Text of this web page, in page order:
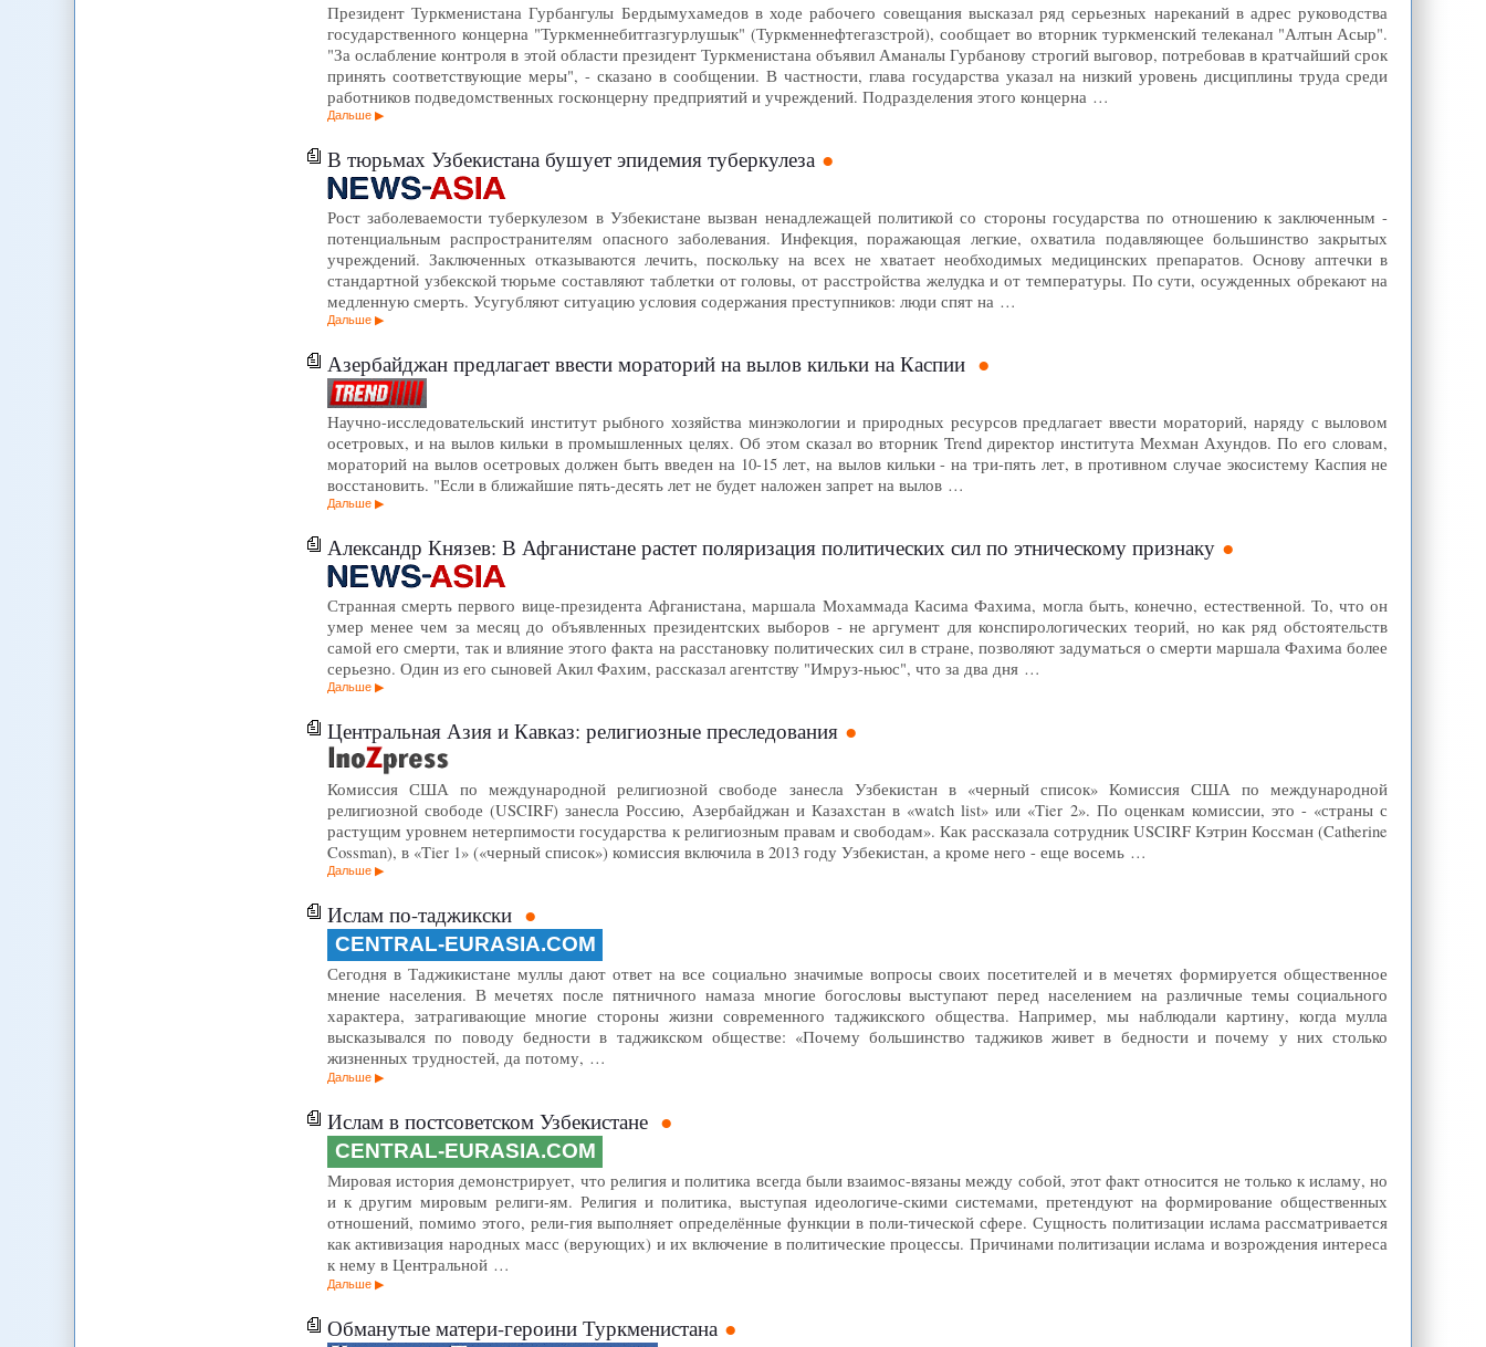
Президент Туркменистана Гурбангулы Бердымухамедов в ходе рабочего совещания высказал ряд серьезных нареканий в адрес руководства
государственного концерна "Туркменнебитгазгурлушык" (Туркменнефтегазстрой), сообщает во вторник туркменский телеканал "Алтын Асыр".
"За ослабление контроля в этой области президент Туркменистана объявил Аманалы Гурбанову строгий выговор, потребовав в кратчайший срок
принять соответствующие меры", - сказано в сообщении. В частности, глава государства указал на низкий уровень дисциплины труда среди
работников подведомственных госконцерну предприятий и учреждений. Подразделения этого концерна …
Дальше
В тюрьмах Узбекистана бушует эпидемия туберкулеза
Рост заболеваемости туберкулезом в Узбекистане вызван ненадлежащей политикой со стороны государства по отношению к заключенным -
потенциальным распространителям опасного заболевания. Инфекция, поражающая легкие, охватила подавляющее большинство закрытых
учреждений. Заключенных отказываются лечить, поскольку на всех не хватает необходимых медицинских препаратов. Основу аптечки в
стандартной узбекской тюрьме составляют таблетки от головы, от расстройства желудка и от температуры. По сути, осужденных обрекают на
медленную смерть. Усугубляют ситуацию условия содержания преступников: люди спят на …
Дальше
Азербайджан предлагает ввести мораторий на вылов кильки на Каспии
Научно-исследовательский институт рыбного хозяйства минэкологии и природных ресурсов предлагает ввести мораторий, наряду с выловом
осетровых, и на вылов кильки в промышленных целях. Об этом сказал во вторник Trend директор института Мехман Ахундов. По его словам,
мораторий на вылов осетровых должен быть введен на 10-15 лет, на вылов кильки - на три-пять лет, в противном случае экосистему Каспия не
восстановить. "Если в ближайшие пять-десять лет не будет наложен запрет на вылов …
Дальше
Александр Князев: В Афганистане растет поляризация политических сил по этническому признаку
Странная смерть первого вице-президента Афганистана, маршала Мохаммада Касима Фахима, могла быть, конечно, естественной. То, что он
умер менее чем за месяц до объявленных президентских выборов - не аргумент для конспирологических теорий, но как ряд обстоятельств
самой его смерти, так и влияние этого факта на расстановку политических сил в стране, позволяют задуматься о смерти маршала Фахима более
серьезно. Один из его сыновей Акил Фахим, рассказал агентству "Имруз-ньюс", что за два дня …
Дальше
Центральная Азия и Кавказ: религиозные преследования
Комиссия США по международной религиозной свободе занесла Узбекистан в «черный список» Комиссия США по международной
религиозной свободе (USCIRF) занесла Россию, Азербайджан и Казахстан в «watch list» или «Tier 2». По оценкам комиссии, это - «страны с
растущим уровнем нетерпимости государства к религиозным правам и свободам». Как рассказала сотрудник USCIRF Кэтрин Косcман (Catherine
Cossman), в «Tier 1» («черный список») комиссия включила в 2013 году Узбекистан, а кроме него - еще восемь …
Дальше
Ислам по-таджикски
CENTRAL-EURASIA.COM
Сегодня в Таджикистане муллы дают ответ на все социально значимые вопросы своих посетителей и в мечетях формируется общественное
мнение населения. В мечетях после пятничного намаза многие богословы выступают перед населением на различные темы социального
характера, затрагивающие многие стороны жизни современного таджикского общества. Например, мы наблюдали картину, когда мулла
высказывался по поводу бедности в таджикском обществе: «Почему большинство таджиков живет в бедности и почему у них столько
жизненных трудностей, да потому, …
Дальше
Ислам в постсоветском Узбекистане
CENTRAL-EURASIA.COM
Мировая история демонстрирует, что религия и политика всегда были взаимос-вязаны между собой, этот факт относится не только к исламу, но
и к другим мировым религи-ям. Религия и политика, выступая идеологиче-скими системами, претендуют на формирование общественных
отношений, помимо этого, рели-гия выполняет определённые функции в поли-тической сфере. Сущность политизации ислама рассматривается
как активизация народных масс (верующих) и их включение в политические процессы. Причинами политизации ислама и возрождения интереса
к нему в Центральной …
Дальше
Обманутые матери-героини Туркменистана